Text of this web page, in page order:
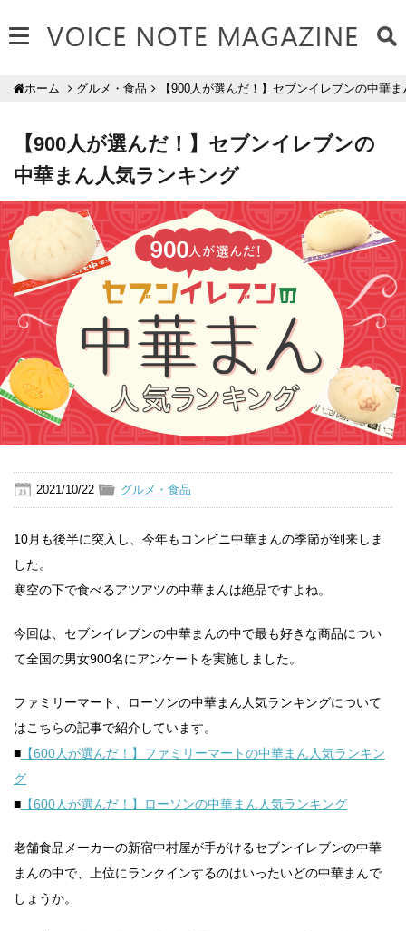
ホーム グルメ・食品 【900人が選んだ！】セブンイレブンの中華
【900人が選んだ！】セブンイレブンの
中華まん人気ランキング
2021/10/22 グルメ・食品
10月も後半に突入し、今年もコンビニ中華まんの季節が到来しま
した。
寒空の下で食べるアツアツの中華まんは絶品ですよね。
今回は、セブンイレブンの中華まんの中で最も好きな商品につい
て全国の男女900名にアンケートを実施しました。
ファミリーマート、ローソンの中華まん人気ランキングについて
はこちらの記事で紹介しています。
■ 【600人が選んだ！】ファミリーマートの中華まん人気ランキン
グ
■ 【600人が選んだ！】ローソンの中華まん人気ランキング
老舗食品メーカーの新宿中村屋が手がけるセブンイレブンの中華
まんの中で、上位にランクインするのはいったいどの中華まんで
しょうか。